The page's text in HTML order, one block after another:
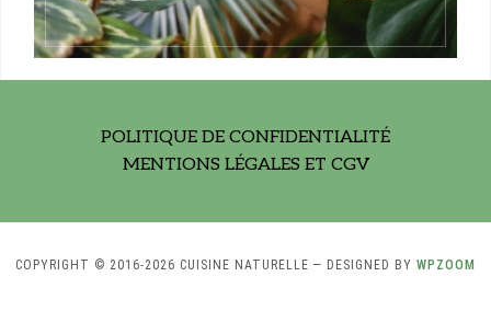
POLITIQUE DE CONFIDENTIALITÉ
MENTIONS LÉGALES ET CGV
COPYRIGHT © 2016-2026 CUISINE NATURELLE — DESIGNED BY WPZOOM